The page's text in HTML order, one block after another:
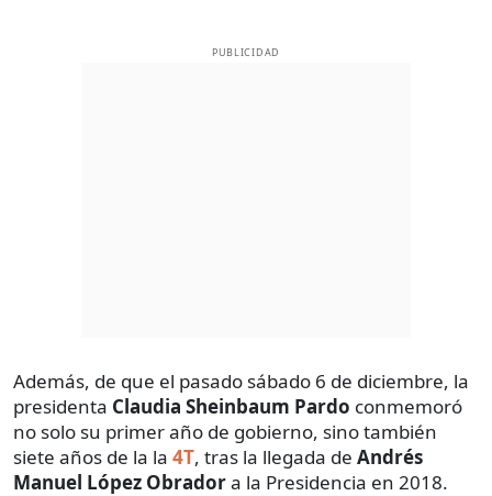
PUBLICIDAD
Además, de que el pasado sábado 6 de diciembre, la
presidenta Claudia Sheinbaum Pardo conmemoró
no solo su primer año de gobierno, sino también
siete años de la la 4T, tras la llegada de Andrés
Manuel López Obradora la Presidencia en 2018.